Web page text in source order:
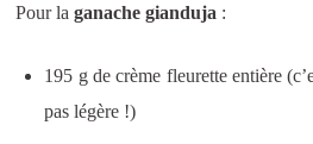
Pour laganache gianduja :
195 g de crème fleurette entière
pas légère !)